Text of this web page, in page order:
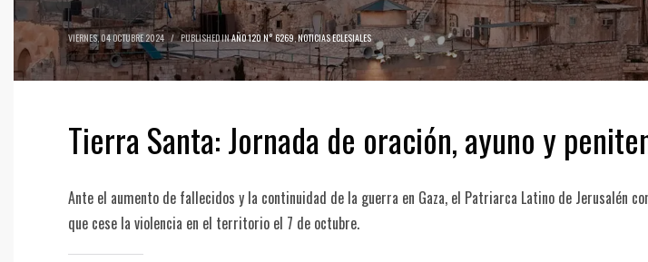
VIERNES, 04 OCTUBRE 2024 / PUBLISHED INAÑO 120 N° 6269,NOTICIAS ECLESIALES
Tierra Santa: Jornada de oración, ayuno y
Ante el aumento de fallecidos y la continuidad de la guerra en Gaza, el Patriarca Latino de Jerusalén
que cese la violencia en el territorio el 7 de octubre.